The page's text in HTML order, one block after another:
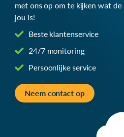
met ons op om te kijken wat
jou is!
Beste klantenservice
24/7 monitoring
Persoonlijke service
Neem contact op